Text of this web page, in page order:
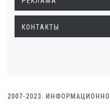
КОНТАКТЫ
2007-2023.